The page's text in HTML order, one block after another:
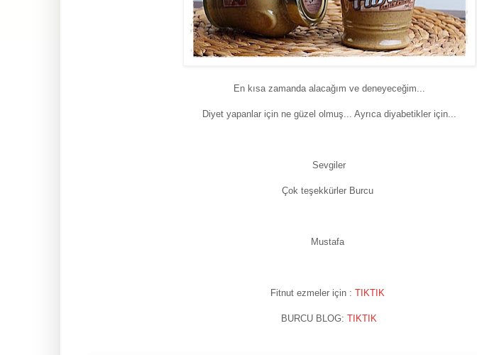
En kısa zamanda alacağım ve deneyeceğim...
Diyet yapanlar için ne güzel olmuş... Ayrıca diyabetikler için...
Sevgiler
Çok teşekkürler Burcu
Mustafa
Fitnut ezmeler için : TIKTIK
BURCU BLOG: TIKTIK